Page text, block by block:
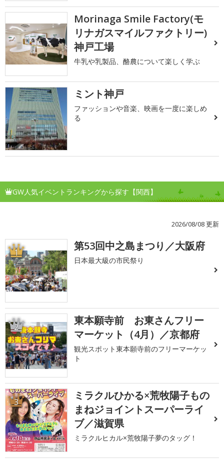
Morinaga Smile Factory(モ
リナガスマイルファクトリー)
神戸工場
牛乳や乳製品、酪農について楽しく学ぶ
ミント神戸
ファッションや音楽、映画を一度に楽しめ
る
GW人気イベントランキングから探す【関西】
2026/08/08 更新
1 第53回中之島まつり／大阪府
日本最大級の市民祭り
2
東本願寺前 お東さんフリー
マーケット（4月）／京都府
観光スポット東本願寺前のフリーマーケッ
ト
3
ミラクルひかる×荒牧陽子もの
まねジョイントスーパーライ
ブ／滋賀県
ミラクルヒカル×荒牧陽子夢のタッグ！